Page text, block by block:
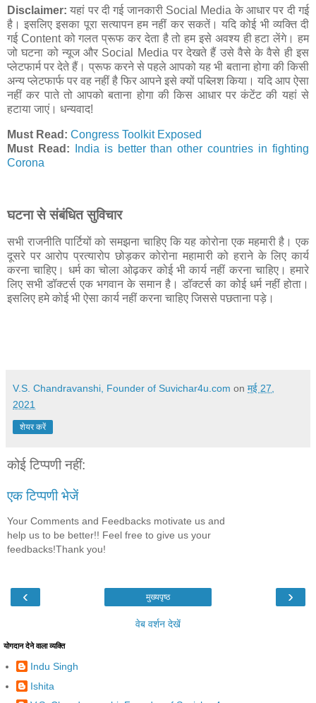
Disclaimer:यहां पर दी गई जानकारी Social Media के आधार पर दी गई
है। इसलिए इसका पूरा सत्यापन हम नहीं कर सकतें। यदि कोई भी व्यक्ति दी
गई Content को गलत प्रूफ कर देता है तो हम इसे अवश्य ही हटा लेंगे। हम
जो घटना को न्यूज और Social Media पर देखते हैं उसे वैसे के वैसे ही इस
प्लेटफार्म पर देते हैं। प्रूफ करने से पहले आपको यह भी बताना होगा की किसी
अन्य प्लेटफार्फ पर वह नहीं है फिर आपने इसे क्यों पब्लिश किया। यदि आप ऐसा
नहीं कर पाते तो आपको बताना होगा की किस आधार पर कंटेंट की यहां से
हटाया जाएं। धन्यवाद!
Must Read: Congress Toolkit Exposed
Must Read:
India is better than other countries in fighting
Corona
घटना से संबंधित सुविचार
सभी राजनीति पार्टियों को समझना चाहिए कि यह कोरोना एक महमारी है। एक
दूसरे पर आरोप प्रत्यारोप छोड़कर कोरोना महामारी को हराने के लिए कार्य
करना चाहिए। धर्म का चोला ओढ़कर कोई भी कार्य नहीं करना चाहिए। हमारे
लिए सभी डॉक्टर्स एक भगवान के समान है। डॉक्टर्स का कोई धर्म नहीं होता।
इसलिए हमे कोई भी ऐसा कार्य नहीं करना चाहिए जिससे पछताना पड़े।
V.S. Chandravanshi, Founder of Suvichar4u.com on मई 27,
2021
शेयर करें
कोई टिप्पणी नहीं:
एक टिप्पणी भेजें
Your Comments and Feedbacks motivate us and
help us to be better!! Feel free to give us your
feedbacks!Thank you!
‹ ›
मुख्यपृष्ठ
वेब वर्शन देखें
योगदान देने वाला व्यक्ति
Indu Singh
Ishita